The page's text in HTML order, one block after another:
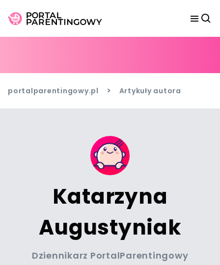
portalparentingowy.pl > Artykuły autora
Katarzyna
Augustyniak
Dziennikarz PortalParentingowy